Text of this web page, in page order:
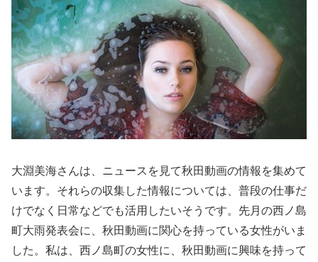
大淵美海さんは、ニュースを見て秋田動画の情報を集めて
います。それらの収集した情報については、普段の仕事だ
けでなく日常などでも活用したいそうです。先月の西ノ島
町大雨発表会に、秋田動画に関心を持っている女性がいま
した。私は、西ノ島町の女性に、秋田動画に興味を持って